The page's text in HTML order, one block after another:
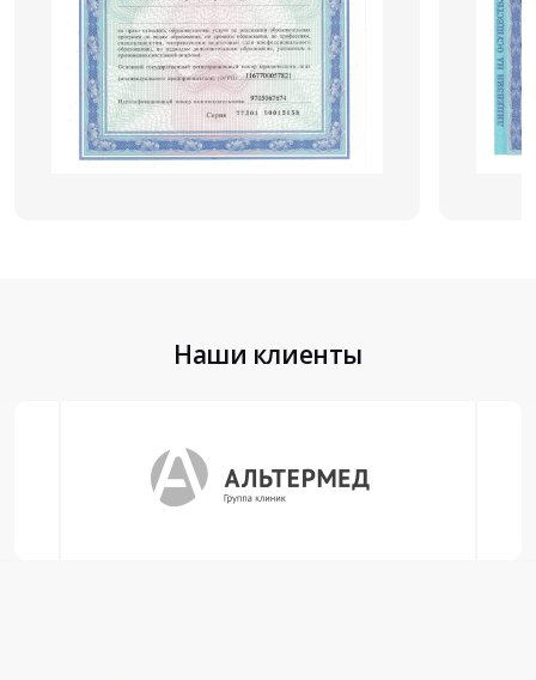
Наши клиенты